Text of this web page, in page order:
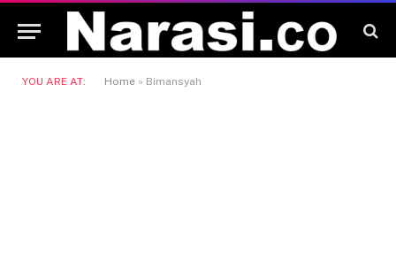
YOU ARE AT: Home » Bimansyah